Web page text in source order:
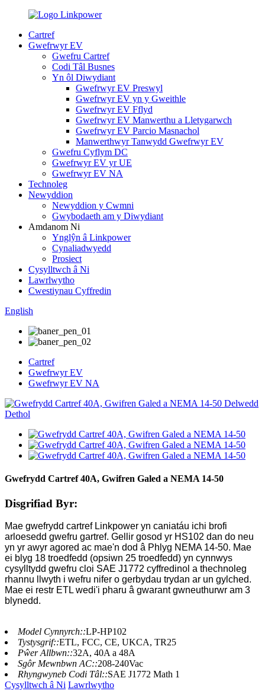
Cartref
Gwefrwyr EV
Gwefru Cartref
Codi Tâl Busnes
Yn ôl Diwydiant
Gwefrwyr EV Preswyl
Gwefrwyr EV yn y Gweithle
Gwefrwyr EV Fflyd
Gwefrwyr EV Manwerthu a Lletygarwch
Gwefrwyr EV Parcio Masnachol
Manwerthwyr Tanwydd Gwefrwyr EV
Gwefru Cyflym DC
Gwefrwyr EV yr UE
Gwefrwyr EV NA
Technoleg
Newyddion
Newyddion y Cwmni
Gwybodaeth am y Diwydiant
Amdanom Ni
Ynglŷn â Linkpower
Cynaliadwyedd
Prosiect
Cysylltwch â Ni
Lawrlwytho
Cwestiynau Cyffredin
English
Cartref
Gwefrwyr EV
Gwefrwyr EV NA
Gwefrydd Cartref 40A, Gwifren Galed a NEMA 14-50
Disgrifiad Byr:
Mae gwefrydd cartref Linkpower yn caniatáu ichi brofi
arloesedd gwefru gartref. Gellir gosod yr HS102 dan do neu
yn yr awyr agored ac mae'n dod â Phlyg NEMA 14-50. Mae
ei blyg 18 troedfedd (opsiwn 25 troedfedd) yn cynnwys
cysylltydd gwefru cloi SAE J1772 cyffredinol a thechnoleg
rhannu llwyth i wefru nifer o gerbydau trydan ar un gylched.
Mae ei restr ETL wedi'i pharu â gwarant gwneuthurwr am 3
blynedd.
Model Cynnyrch::LP-HP102
Tystysgrif::ETL, FCC, CE, UKCA, TR25
Pŵer Allbwn::32A, 40A a 48A
Sgôr Mewnbwn AC::208-240Vac
Rhyngwyneb Codi Tâl::SAE J1772 Math 1
Cysylltwch â Ni Lawrlwytho